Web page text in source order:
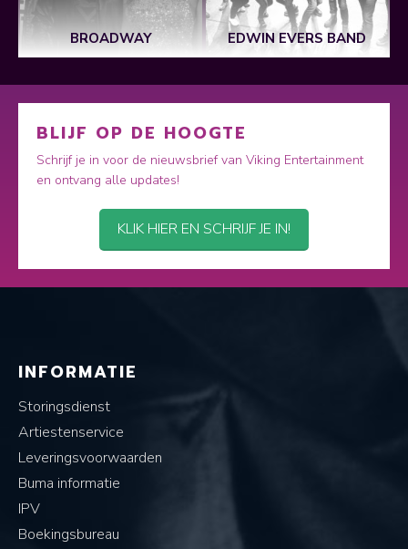
BROADWAY EDWIN EVERS BAND
BLIJF OP DE HOOGTE
Schrijf je in voor de nieuwsbrief van Viking Entertainment
en ontvang alle updates!
KLIK HIER EN SCHRIJF JE IN!
INFORMATIE
Storingsdienst
Artiestenservice
Leveringsvoorwaarden
Buma informatie
IPV
Boekingsbureau